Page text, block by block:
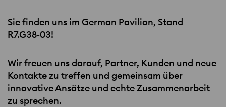
Sie finden uns im German Pavilion, Stand
R7.G38‑03!
Wir freuen uns darauf, Partner, Kunden und neue
Kontakte zu treffen und gemeinsam über
innovative Ansätze und echte Zusammenarbeit
zu sprechen.